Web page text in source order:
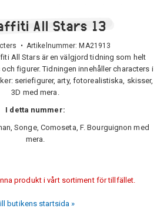
All Stars 13
• Artikelnummer: MA21913
All Stars är en välgjord tidning som helt
figurer. Tidningen innehåller characters i
seriefigurer, arty, fotorealistiska, skisser,
3D med mera.
I detta nummer:
Songe, Comoseta, F. Bourguignon med
mera.
produkt i vårt sortiment för tillfället.
butikens startsida »